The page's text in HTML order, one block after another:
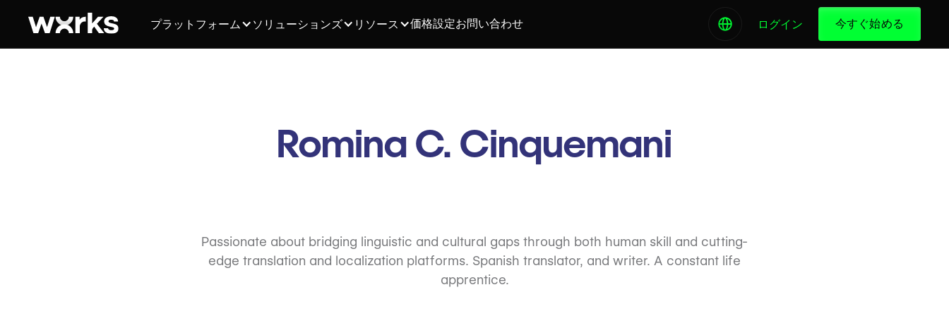
プラットフォーム ソリューションズ リソース 価格設定お問い合わせ ログイン 今すぐ始める
Romina C. Cinquemani
Passionate about bridging linguistic and cultural gaps through both human skill and cutting-
edge translation and localization platforms. Spanish translator, and writer. A constant life
apprentice.